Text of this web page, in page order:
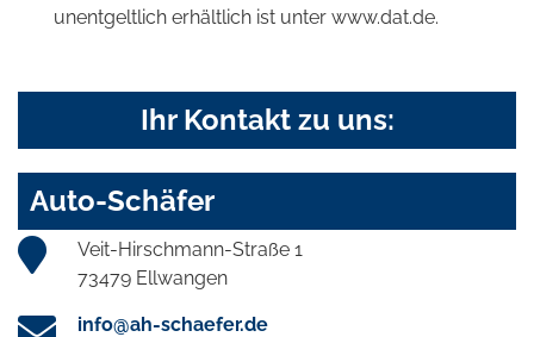
unentgeltlich erhältlich ist unter www.dat.de.
Ihr Kontakt zu uns:
Auto-Schäfer
Veit-Hirschmann-Straße 1
73479 Ellwangen
info@ah-schaefer.de